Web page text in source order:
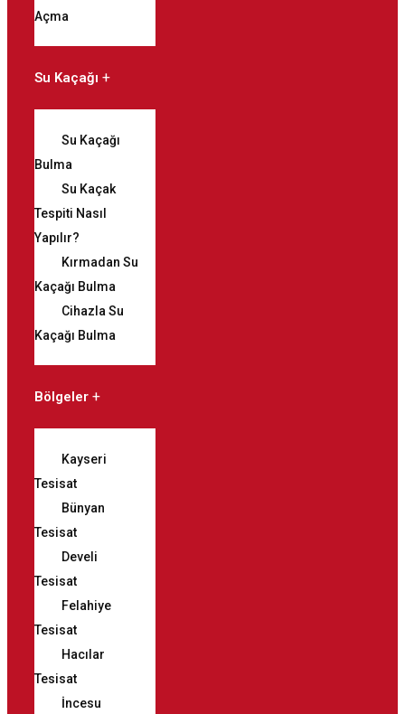
Açma
Su Kaçağı
Su Kaçağı
Bulma
Su Kaçak
Tespiti Nasıl
Yapılır?
Kırmadan Su
Kaçağı Bulma
Cihazla Su
Kaçağı Bulma
Bölgeler
Kayseri
Tesisat
Bünyan
Tesisat
Develi
Tesisat
Felahiye
Tesisat
Hacılar
Tesisat
İncesu